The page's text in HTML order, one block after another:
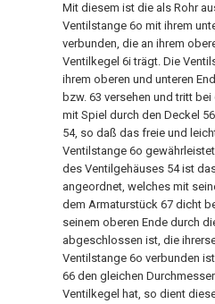
Mit diesem ist die als Rohr
Ventilstange 6o mit ihrem
verbunden, die an ihrem
Ventilkegel 6i trägt. Die
ihrem oberen und unteren
bzw. 63 versehen und tritt
mit Spiel durch den Deckel
54, so daß das freie und
Ventilstange 6o
des Ventilgehäuses 54 ist
angeordnet, welches mit
dem Armaturstück 67 dicht
seinem oberen Ende durch
abgeschlossen ist, die
Ventilstange 6o verbunden
66 den gleichen
Ventilkegel hat, so dient